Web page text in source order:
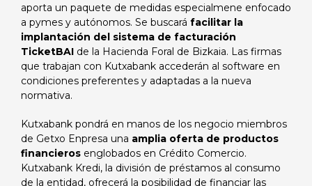
aporta un paquete de medidas especialmene enfocado
a pymes y autónomos. Se buscará facilitar la
implantación del sistema de facturación
TicketBAI de la Hacienda Foral de Bizkaia. Las firmas
que trabajan con Kutxabank accederán al software en
condiciones preferentes y adaptadas a la nueva
normativa.
Kutxabank pondrá en manos de los negocio miembros
de Getxo Enpresa una amplia oferta de productos
financieros englobados en Crédito Comercio.
Kutxabank Kredi, la división de préstamos al consumo
de la entidad, ofrecerá la posibilidad de financiar las